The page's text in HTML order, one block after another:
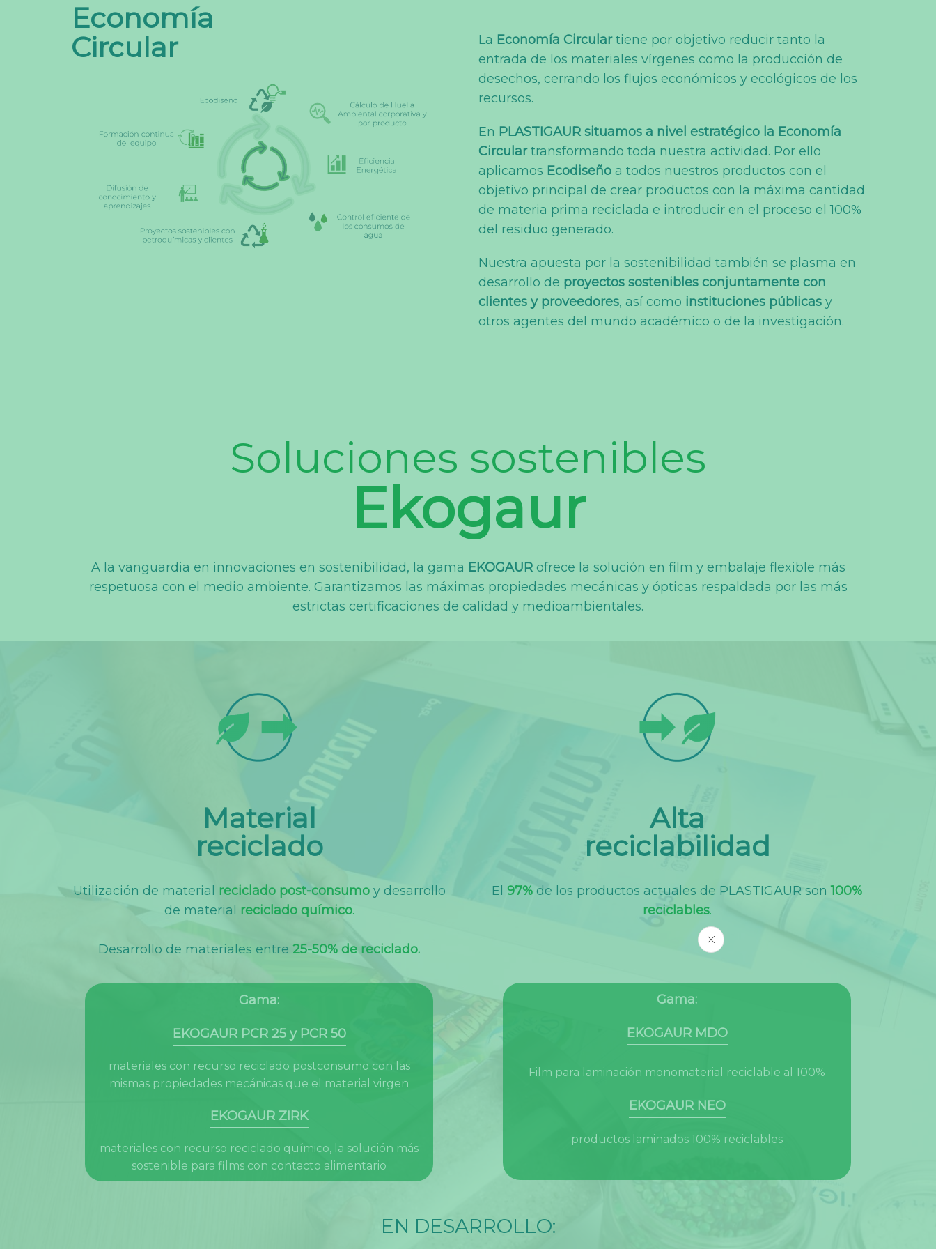
Economía
Circular
La Economía Circulartiene por objetivo reducir tanto la
entrada de los materiales vírgenes como la producción de
desechos, cerrando los flujos económicos y ecológicos de los
recursos.
En PLASTIGAUR situamos a nivel estratégico la Economía
Circulartransformando toda nuestra actividad. Por ello
aplicamos Ecodiseño a todos nuestros productos con el
objetivo principal de crear productos con la máxima cantidad
de materia prima reciclada e introducir en el proceso el 100%
del residuo generado.
Nuestra apuesta por la sostenibilidad también se plasma en
desarrollo de proyectos sostenibles conjuntamente con
clientes y proveedores, así como instituciones públicas y
otros agentes del mundo académico o de la investigación.
Soluciones sostenibles
Ekogaur
A la vanguardia en innovaciones en sostenibilidad, la gama EKOGAURofrece la solución en film y embalaje flexible más
respetuosa con el medio ambiente. Garantizamos las máximas propiedades mecánicas y ópticas respaldada por las más
estrictas certificaciones de calidad y medioambientales.
Material
reciclado
Utilización de material reciclado post-consumo y desarrollo
de material reciclado químico.
Desarrollo de materiales entre 25-50% de reciclado.
Gama:
EKOGAUR PCR 25 y PCR 50
materiales con recurso reciclado postconsumo con las
mismas propiedades mecánicas que el material virgen
EKOGAUR ZIRK
materiales con recurso reciclado químico, la solución más
sostenible para films con contacto alimentario
Alta
reciclabilidad
El 97% de los productos actuales de PLASTIGAUR son100%
reciclables.
Gama:
EKOGAUR MDO
Film para laminación monomaterial reciclable al 100%
EKOGAUR NEO
productos laminados 100% reciclables
EN DESARROLLO: